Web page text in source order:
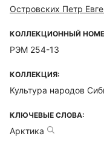
Островских Петр
КОЛЛЕКЦИОННЫЙ
РЭМ 254-13
КОЛЛЕКЦИЯ:
Культура народов
КЛЮЧЕВЫЕ СЛОВА:
Арктика